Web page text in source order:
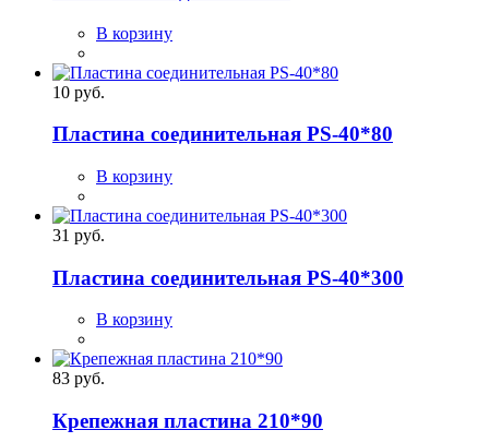
В корзину
10 руб.
Пластина соединительная PS-40*80
В корзину
31 руб.
Пластина соединительная PS-40*300
В корзину
83 руб.
Крепежная пластина 210*90